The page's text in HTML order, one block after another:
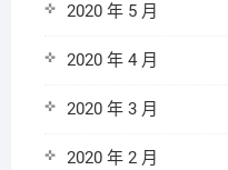
2020 年 5 月
2020 年 4 月
2020 年 3 月
2020 年 2 月